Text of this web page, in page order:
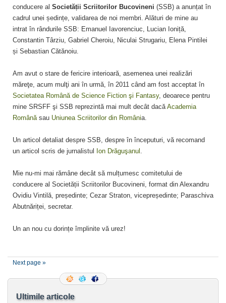
conducere al Societății Scriitorilor Bucovineni (SSB) a anunțat în
cadrul unei ședințe, validarea de noi membri. Alături de mine au
intrat în rândurile SSB: Emanuel Iavorenciuc, Lucian Ioniță,
Constantin Târziu, Gabriel Cheroiu, Niculai Strugariu, Elena Pintilei
și Sebastian Cătănoiu.
Am avut o stare de fericire interioară, asemenea unei realizări
măreţe, acum mulţi ani în urmă, în 2011 când am fost acceptat în
Societatea Română de Science Fiction şi Fantasy, deoarece pentru
mine SRSFF şi SSB reprezintă mai mult decât dacă Academia
Română sau Uniunea Scriitorilor din România.
Un articol detaliat despre SSB, despre în începuturi, vă recomand
un articol scris de jurnalistul Ion Drăguşanul
Mie nu-mi mai rămâne decât să mulțumesc comitetului de
conducere al Societății Scriitorilor Bucovineni, format din Alexandru
Ovidiu Vintilă, președinte; Cezar Straton, vicepreședinte; Paraschiva
Abutnăriței, secretar.
Un an nou cu dorințe împlinite vă urez!
Next page »
Ultimile articole